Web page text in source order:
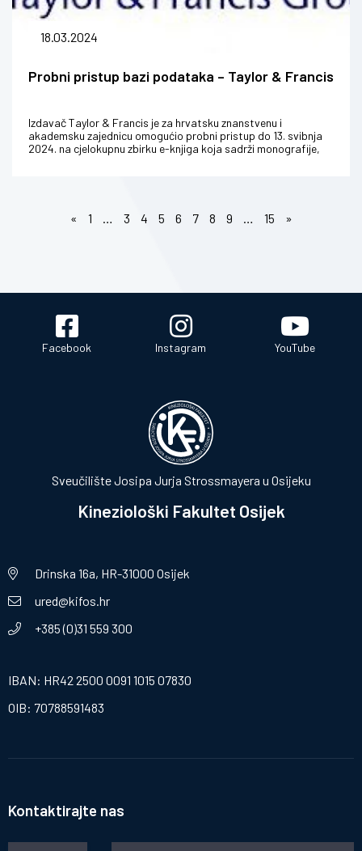
18.03.2024
Probni pristup bazi podataka – Taylor & Francis
Izdavač Taylor & Francis je za hrvatsku znanstvenu i
akademsku zajednicu omogućio probni pristup do 13. svibnja
2024. na cjelokupnu zbirku e-knjiga koja sadrži monografije,
« 1 … 3 4 5 6 7 8 9 … 15 »
Facebook Instagram YouTube
Sveučilište Josipa Jurja Strossmayera u Osijeku
Kineziološki Fakultet Osijek
Drinska 16a, HR-31000 Osijek
ured@kifos.hr
+385 (0)31 559 300
IBAN: HR42 2500 0091 1015 07830
OIB: 70788591483
Kontaktirajte nas